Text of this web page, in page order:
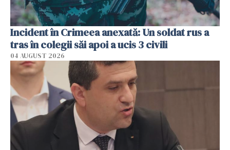
Incident în Crimeea anexată: Un soldat rus a
tras în colegii săi apoi a ucis 3 civili
04 AUGUST 2026